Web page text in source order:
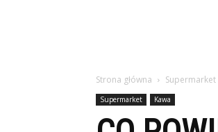
Strona główna Supermarket
Supermarket Kawa